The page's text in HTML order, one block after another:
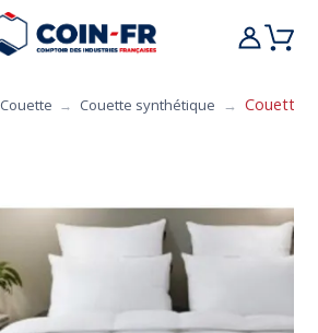
CUISINE MOBILIER
Couette Couette synthétique Couette